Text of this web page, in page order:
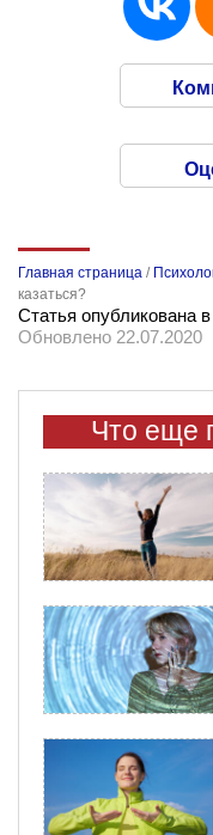
Главная страница /
казаться?
Статья опубликована в
Обновлено 22.07.2020
Что еще